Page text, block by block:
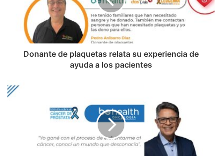
Donante de plaquetas relata su experiencia de
ayuda a los pacientes